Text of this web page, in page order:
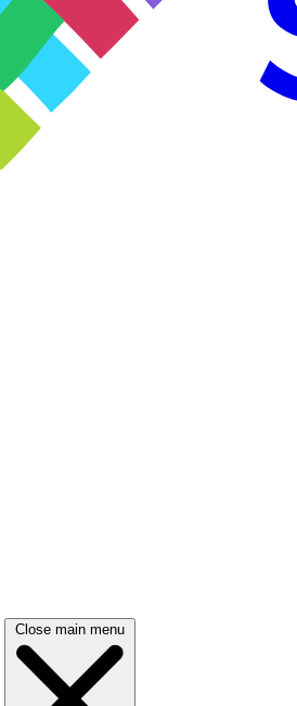
Close main menu